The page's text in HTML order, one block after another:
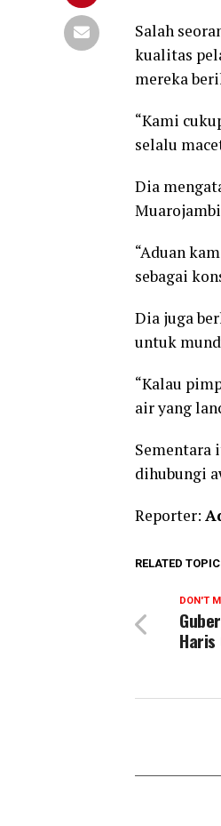
Salah
kualitas
mereka
“Kami
selalu
Dia
“Aduan
sebagai
Dia juga
untuk
“Kalau
air yang
Sementara
dihubungi
Reporter:
RELATED
DON'T
Haris